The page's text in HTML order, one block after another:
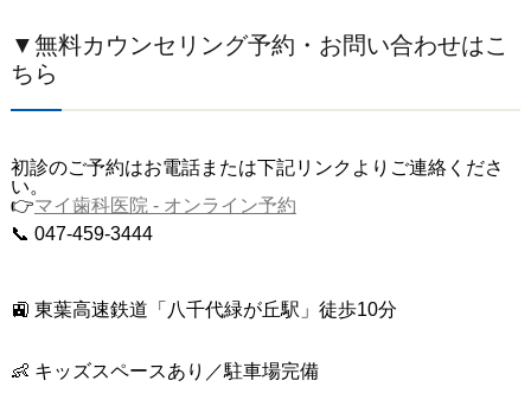
▼無料カウンセリング予約・お問い合わせはこ
ちら
初診のご予約はお電話または下記リンクよりご連絡くださ
い。
👉マイ歯科医院 - オンライン予約
📞 047-459-3444
🚉 東葉高速鉄道「八千代緑が丘駅」徒歩10分
👶 キッズスペースあり／駐車場完備